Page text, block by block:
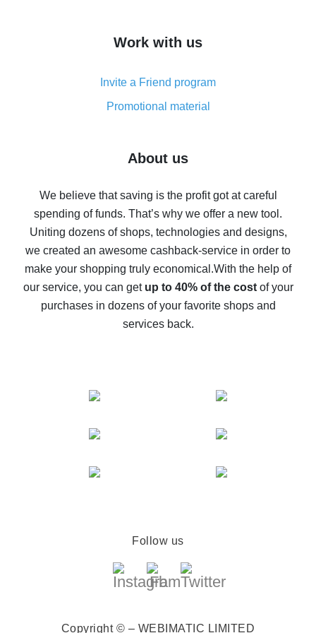
simple methods
8% cash back on AliExpress - saving real money is a
real thing
Five ways to get the most cash back on AliExpress
back
10% cash back on AliExpress - the impossible is
possible
The best cash back on AliExpress - how to find it
The best cash back service for AliExpress - let's
compare offers
Work with us
Invite a Friend program
Promotional material
About us
We believe that saving is the profit got at careful
spending of funds. That’s why we offer a new tool.
Uniting dozens of shops, technologies and designs,
we created an awesome cashback-service in order to
make your shopping truly economical.With the help of
our service, you can get up to 40% of the costof your
purchases in dozens of your favorite shops and
services back.
Follow us
Copyright © – WEBIMATIC LIMITED